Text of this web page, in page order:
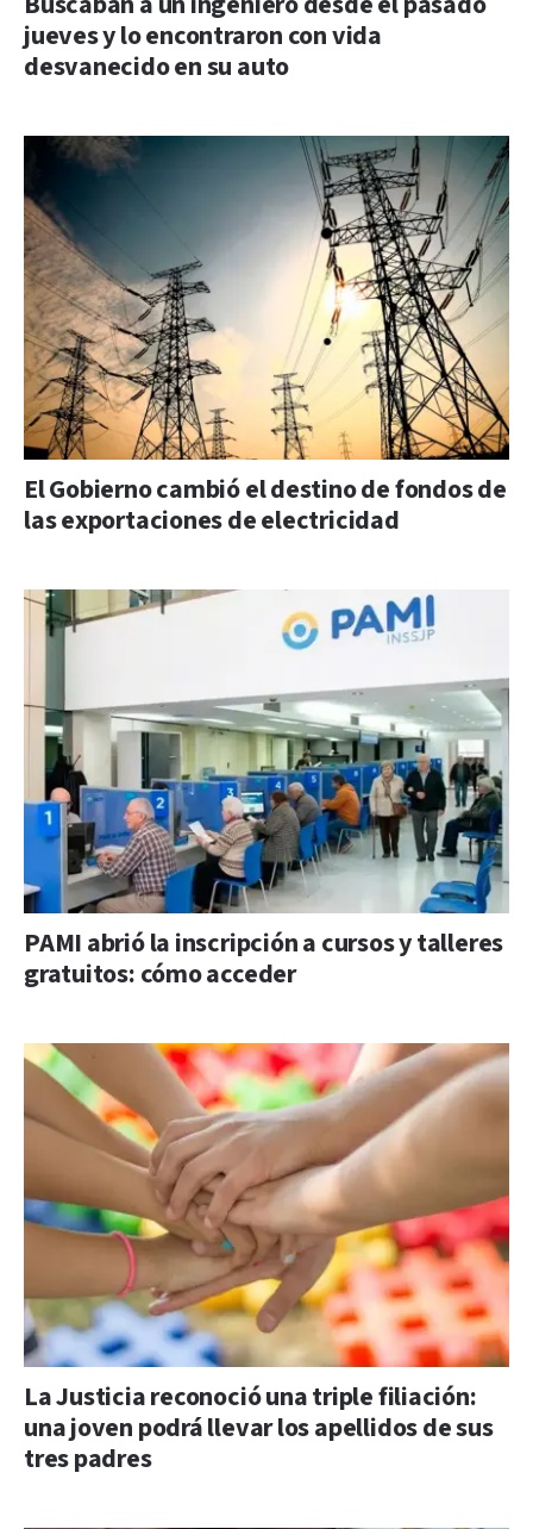
jueves y lo encontraron con vida
desvanecido en su auto
El Gobierno cambió el destino de fondos de
las exportaciones de electricidad
PAMI abrió la inscripción a cursos y talleres
gratuitos: cómo acceder
La Justicia reconoció una triple filiación:
una joven podrá llevar los apellidos de sus
tres padres